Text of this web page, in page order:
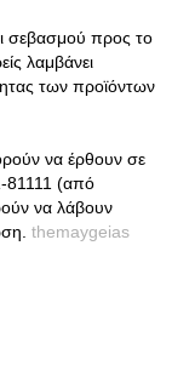
σεβασμού προς το
λαμβάνει
των προϊόντων
να έρθουν σε
81111 (από
να λάβουν
themaygeias